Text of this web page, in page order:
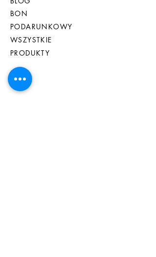
BON
PODARUNKOWY
WSZYSTKIE
PRODUKTY